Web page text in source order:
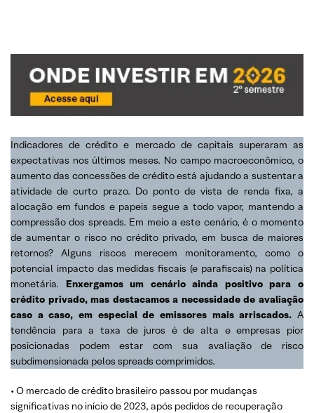
Indicadores de crédito e mercado de capitais superaram as
expectativas nos últimos meses. No campo macroeconômico, o
aumento das concessões de crédito está ajudando a sustentar a
atividade de curto prazo. Do ponto de vista de renda fixa, a
alocação em fundos e papeis segue a todo vapor, mantendo a
compressão dos spreads. Em meio a este cenário, é o momento
de aumentar o risco no crédito privado, em busca de maiores
retornos? Alguns riscos merecem monitoramento, como o
potencial impacto das medidas fiscais (e parafiscais) na política
monetária. Enxergamos um cenário ainda positivo para o
crédito privado, mas destacamos a necessidade de avaliação
caso a caso, em especial de emissores mais arriscados. A
tendência para a taxa de juros é de alta e empresas pior
posicionadas podem estar com sua avaliação de risco
subdimensionada pelos spreads comprimidos.
• O mercado de crédito brasileiro passou por mudanças
significativas no início de 2023, após pedidos de recuperação